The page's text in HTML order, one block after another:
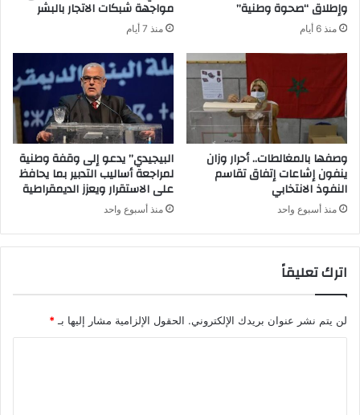
وإطلاق “صحوة وطنية”
منذ 6 أيام
مواجهة شبكات الاتجار بالبشر
منذ 7 أيام
وصفها بالمغالطات.. أحرار وزان
ينفون إشاعات إتفاق تقاسم
النفوذ الانتخابي
منذ أسبوع واحد
البيجيدي” يدعو إلى وقفة وطنية
لمراجعة أساليب التدبير بما يحافظ
على الاستقرار ويعزز الديمقراطية
منذ أسبوع واحد
اترك تعليقاً
لن يتم نشر عنوان بريدك الإلكتروني. الحقول الإلزامية مشار إليها بـ *